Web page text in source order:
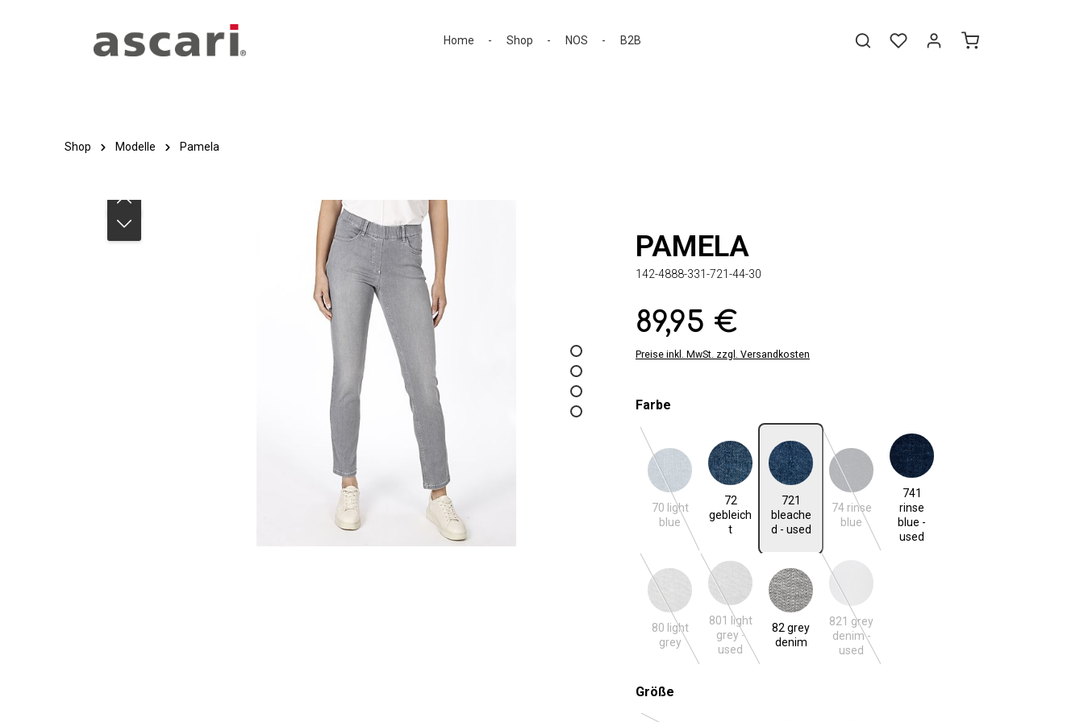
Home
Shop NOS B2B
Shop Modelle Pamela
PAMELA
142-4888-331-721-44-30
Regulärer Preis:
89,95 €
Preise inkl. MwSt. zzgl. Versandkosten
Farbe
70 light
blue
70 light blue
(Diese Option ist zurzeit nicht verfügbar.)
72
gebleich
t
72 gebleicht
721
bleache
d - used
721 bleached - used
74 rinse
blue
74 rinse blue
(Diese Option ist zurzeit nicht verfügbar.)
741
rinse
blue -
used
741 rinse blue - used
80 light
grey
80 light grey
(Diese Option ist zurzeit nicht verfügbar.)
801 light
grey -
used
801 light grey - used
(Diese Option ist zurzeit nicht verfügbar.)
82 grey
denim
82 grey denim
821 grey
denim -
used
821 grey denim - used
(Diese Option ist zurzeit nicht verfügbar.)
Größe